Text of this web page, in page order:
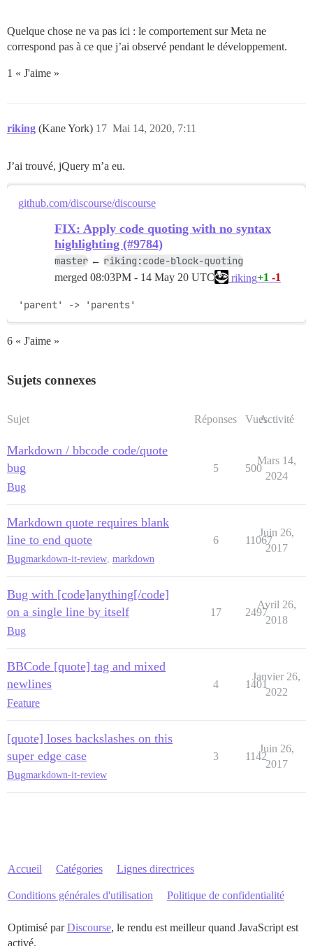
Quelque chose ne va pas ici : le comportement sur Meta ne
correspond pas à ce que j’ai observé pendant le développement.
1 « J'aime »
riking (Kane York) Mai 14, 2020, 7:11
17
J’ai trouvé, jQuery m’a eu.
github.com/discourse/discourse
FIX: Apply code quoting with no syntax
highlighting (#9784)
master ← riking:code-block-quoting
merged 08:03PM - 14 May 20 UTC riking+1 -1
'parent' -> 'parents'
6 « J'aime »
Sujets connexes
Sujet Réponses VuesActivité
Markdown / bbcode code/quote
bug
Bug
5 500
Mars 14,
2024
Markdown quote requires blank
line to end quote
Bugmarkdown-it-review, markdown
6 11067
Juin 26,
2017
Bug with [code]anything[/code]
on a single line by itself
Bug
17 2497
Avril 26,
2018
BBCode [quote] tag and mixed
newlines
Feature
4 1401
Janvier 26,
2022
[quote] loses backslashes on this
super edge case
Bugmarkdown-it-review
3 1142
Juin 26,
2017
Accueil Catégories Lignes directrices
Conditions générales d'utilisation Politique de confidentialité
Optimisé parDiscourse, le rendu est meilleur quand JavaScript est
activé.